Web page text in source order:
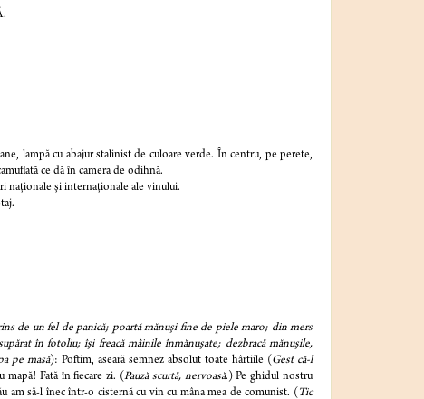
lampă cu abajur stalinist de culoare verde. În centru, pe perete,
ce dă în camera de odihnă.
naţionale şi internaţionale ale vinului.
de un fel de panică; poartă mănuşi fine de piele maro; din mers
în fotoliu; îşi freacă mâinile înmănuşate; dezbracă mănuşile,
pe masă): Poftim, aseară semnez absolut toate hârtiile ( Gest că-l
mapă! Fată în fiecare zi. (Pauză scurtă, nervoasă.) Pe ghidul nostru
să-l înec într-o cisternă cu vin cu mâna mea de comunist. ( Tic